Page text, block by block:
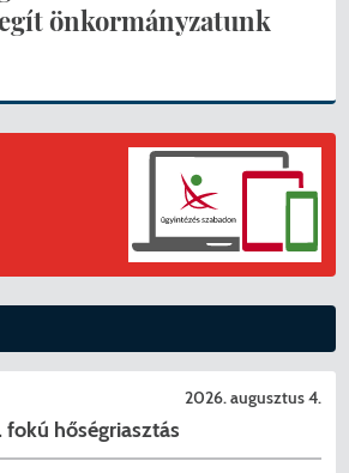
önkormányzatunk
2026. augusztus 4.
fokú hőségriasztás